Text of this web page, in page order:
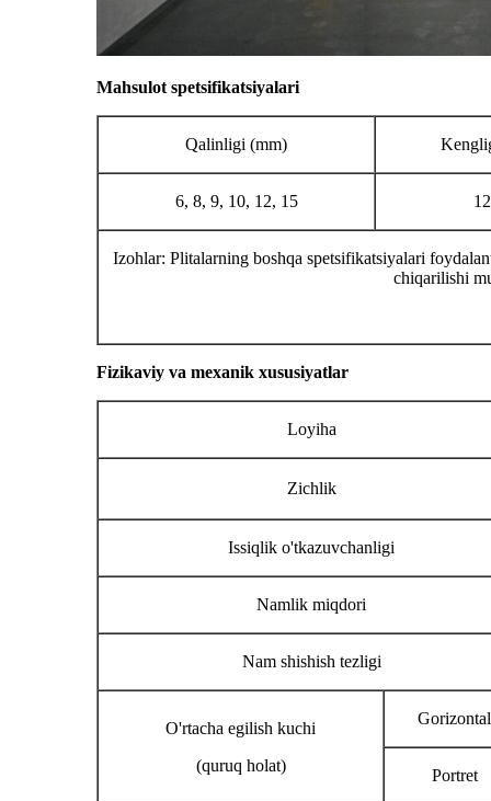
Mahsulot spetsifikatsiyalari
Qalinligi (mm)
6, 8, 9, 10, 12, 15
Izohlar: Plitalarning boshqa spetsifikatsiyalari
chiqarilishi
Fizikaviy va mexanik xususiyatlar
Loyiha
Zichlik
Issiqlik o'tkazuvchanligi
Namlik miqdori
Nam shishish tezligi
O'rtacha egilish kuchi
(quruq holat)
Gorizontal
Portret